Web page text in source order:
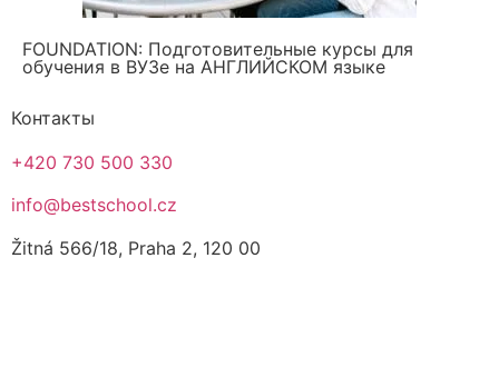
FOUNDATION: Подготовительные курсы для
обучения в ВУЗе на АНГЛИЙСКОМ языке
Контакты
+420 730 500 330
info@bestschool.cz
Žitná 566/18, Praha 2, 120 00